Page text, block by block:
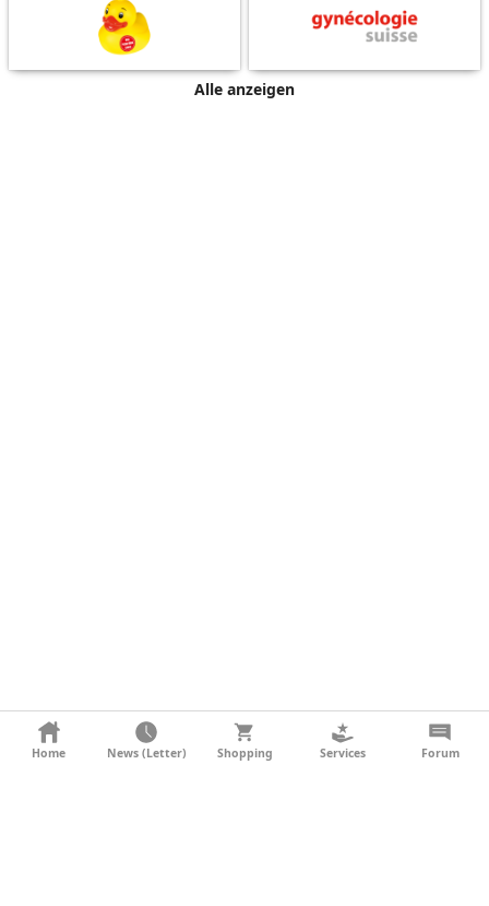
Alle anzeigen
KONTAKT
Home News (Letter) Shopping Services Forum